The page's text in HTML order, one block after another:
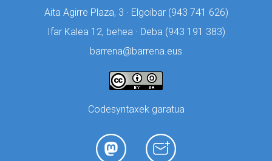
Aita Agirre Plaza, 3 · Elgoibar (943 741 626)
Ifar Kalea 12, behea · Deba (943 191 383)
barrena@barrena.eus
Codesyntaxek garatua